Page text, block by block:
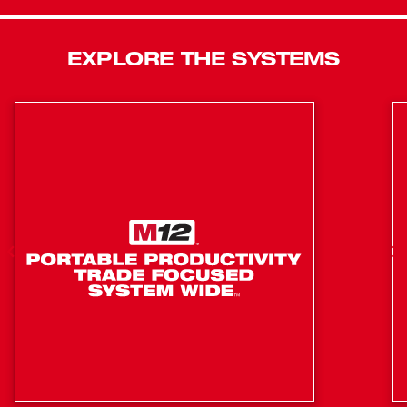
de la méthode en deux étapes sur le chantier permet de
offre les meilleures performances et la meilleure vitesse
FUELMC, rendue possible par les moteurs sans balais
comptage en plastique moulé en utilisant des
capteurs exclusifs et des algorithmes développés par
apprentissage automatique pour surmonter la
variabilité courante sur le chantier
EXPLORE THE SYSTEMS